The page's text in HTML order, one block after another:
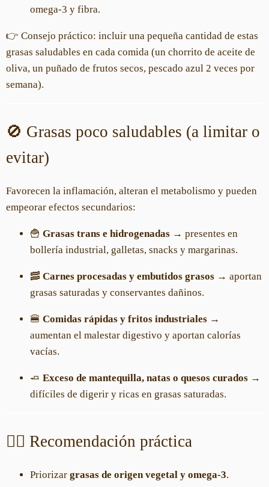
omega-3 y fibra.
👉 Consejo práctico: incluir una pequeña cantidad de estas
grasas saludables en cada comida (un chorrito de aceite de
oliva, un puñado de frutos secos, pescado azul 2 veces por
semana).
🚫 Grasas poco saludables (a limitar o
evitar)
Favorecen la inflamación, alteran el metabolismo y pueden
empeorar efectos secundarios:
🍟 Grasas trans e hidrogenadas → presentes en
bollería industrial, galletas, snacks y margarinas.
🥓 Carnes procesadas y embutidos grasos → aportan
grasas saturadas y conservantes dañinos.
🍔 Comidas rápidas y fritos industriales →
aumentan el malestar digestivo y aportan calorías
vacías.
🧈 Exceso de mantequilla, natas o quesos curados →
difíciles de digerir y ricas en grasas saturadas.
👩‍⚕️ Recomendación práctica
Priorizar grasas de origen vegetal y omega-3.